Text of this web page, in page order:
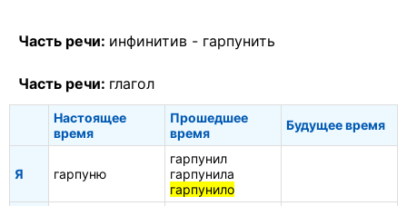
Часть речи: инфинитив - гарпунить
Часть речи: глагол
Настоящее
время
Прошедшее
время
Будущее время
Я гарпуню
гарпунил
гарпунила
гарпунило